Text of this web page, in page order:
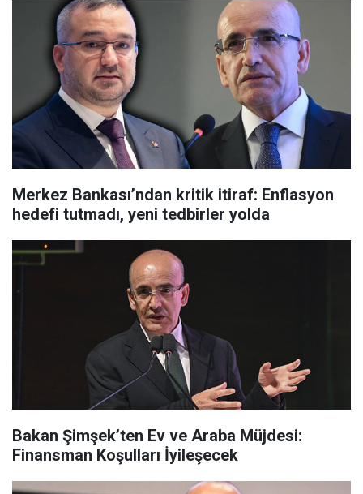
Merkez Bankası’ndan kritik itiraf: Enflasyon
hedefi tutmadı, yeni tedbirler yolda
Bakan Şimşek’ten Ev ve Araba Müjdesi:
Finansman Koşulları İyileşecek